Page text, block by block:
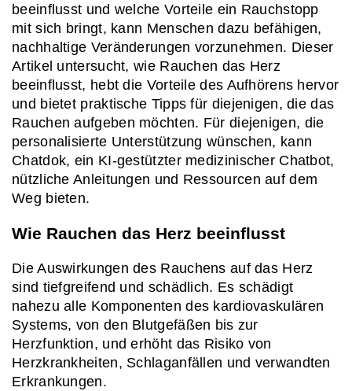
beeinflusst und welche Vorteile ein Rauchstopp
mit sich bringt, kann Menschen dazu befähigen,
nachhaltige Veränderungen vorzunehmen. Dieser
Artikel untersucht, wie Rauchen das Herz
beeinflusst, hebt die Vorteile des Aufhörens hervor
und bietet praktische Tipps für diejenigen, die das
Rauchen aufgeben möchten. Für diejenigen, die
personalisierte Unterstützung wünschen, kann
Chatdok, ein KI-gestützter medizinischer Chatbot,
nützliche Anleitungen und Ressourcen auf dem
Weg bieten.
Wie Rauchen das Herz beeinflusst
Die Auswirkungen des Rauchens auf das Herz
sind tiefgreifend und schädlich. Es schädigt
nahezu alle Komponenten des kardiovaskulären
Systems, von den Blutgefäßen bis zur
Herzfunktion, und erhöht das Risiko von
Herzkrankheiten, Schlaganfällen und verwandten
Erkrankungen.